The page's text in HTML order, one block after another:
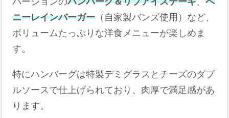
ニーレインバーガー （自家製バンズ使用）など、
ボリュームたっぷりな洋食メニューが楽しめま
す。
特にハンバーグは特製デミグラスとチーズのダブ
ルソースで仕上げられており、肉厚で満足感があ
ります。